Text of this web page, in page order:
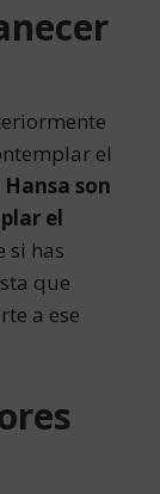
el
son
el
si has
que
a ese